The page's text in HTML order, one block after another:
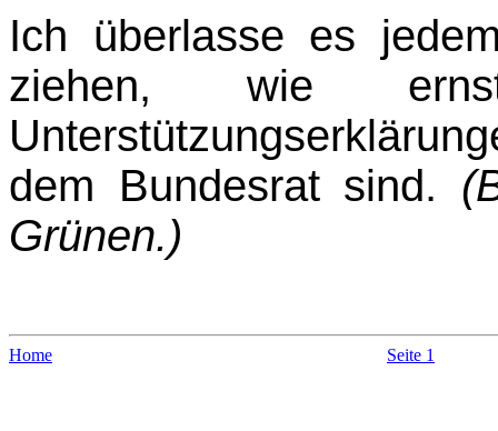
Ich überlasse es
ziehen, wie
dem Bundesrat sind.
Grünen.)
Home Seite 1